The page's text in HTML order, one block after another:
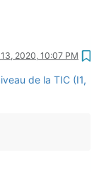
2020, 10:07 PM
de la TIC (I1,